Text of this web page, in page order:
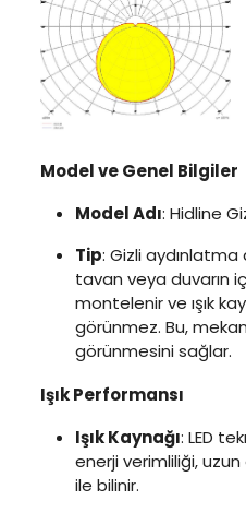
Model ve Genel Bilgiler
Model Adı: Hidline
Tip: Gizli
tavan veya duvarın
montelenir ve ışık
görünmez. Bu,
görünmesini sağlar.
Işık Performansı
Işık Kaynağı: LED
enerji verimliliği, uzun
ile bilinir.